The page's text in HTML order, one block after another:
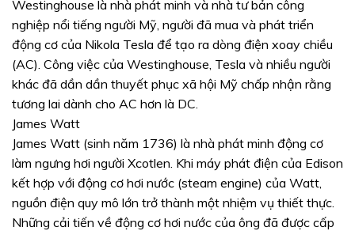
Westinghouse là nhà phát minh và nhà tư bản công
nghiệp nổi tiếng người Mỹ, người đã mua và phát triển
động cơ của Nikola Tesla để tạo ra dòng điện xoay chiều
(AC). Công việc của Westinghouse, Tesla và nhiều người
khác đã dần dần thuyết phục xã hội Mỹ chấp nhận rằng
tương lai dành cho AC hơn là DC.
James Watt
James Watt (sinh năm 1736) là nhà phát minh động cơ
làm ngưng hơi người Xcotlen. Khi máy phát điện của Edison
kết hợp với động cơ hơi nước (steam engine) của Watt,
nguồn điện quy mô lớn trở thành một nhiệm vụ thiết thực.
Những cải tiến về động cơ hơi nước của ông đã được cấp